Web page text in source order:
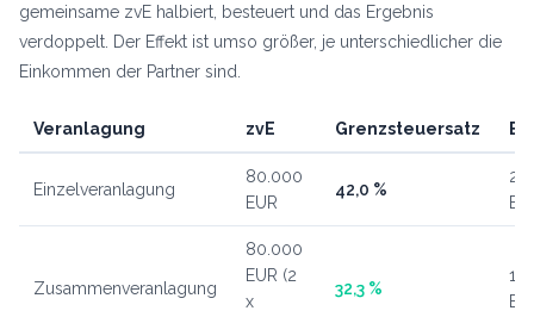
gemeinsame zvE halbiert, besteuert und das Ergebnis
verdoppelt. Der Effekt ist umso größer, je unterschiedlicher die
Einkommen der Partner sind.
Veranlagung zvE Grenzsteuersatz
Einzelveranlagung
80.000
EUR
42,0 %
Zusammenveranlagung
80.000
EUR (2
x
32,3 %